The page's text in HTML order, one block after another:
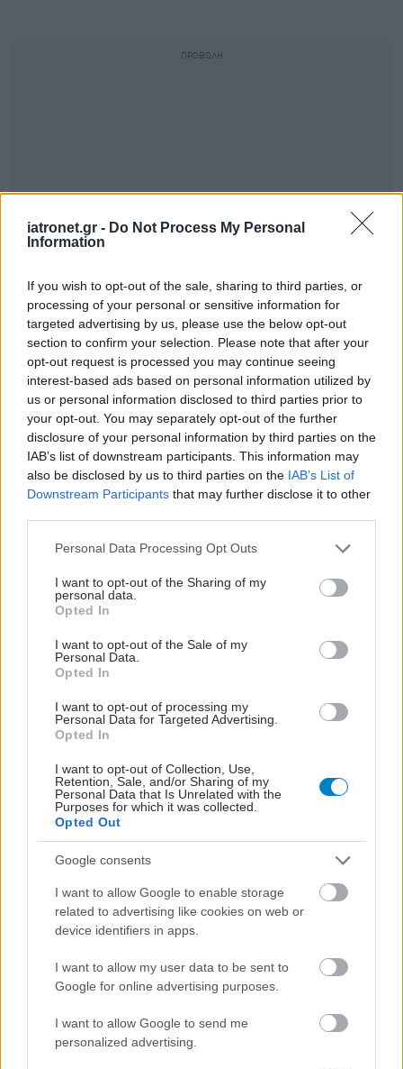
iatronet.gr - Do Not Process My Personal
Information
If you wish to opt-out of the sale, sharing to third parties, or
processing of your personal or sensitive information for
targeted advertising by us, please use the below opt-out
section to confirm your selection. Please note that after your
opt-out request is processed you may continue seeing
interest-based ads based on personal information utilized by
us or personal information disclosed to third parties prior to
your opt-out. You may separately opt-out of the further
disclosure of your personal information by third parties on the
IAB’s list of downstream participants. This information may
also be disclosed by us to third parties on the IAB’s List of
Downstream Participants that may further disclose it to other
Please note that this website/app uses one or more Google
not limited to your visit or usage behaviour. You may click to
grant or deny consent to Google and its third-party tags to
use your data for below specified purposes in below Google
consent section.
Personal Data Processing Opt Outs
I want to opt-out of the Sharing of my
personal data.
Opted In
I want to opt-out of the Sale of my
Personal Data.
Opted In
I want to opt-out of processing my
Personal Data for Targeted Advertising.
Opted In
I want to opt-out of Collection, Use,
Retention, Sale, and/or Sharing of my
Personal Data that Is Unrelated with the
Purposes for which it was collected.
Opted Out
Google consents
I want to allow Google to enable storage
related to advertising like cookies on web or
device identifiers in apps.
I want to allow my user data to be sent to
Google for online advertising purposes.
I want to allow Google to send me
personalized advertising.
Φρούτα, σακχαρώδης διαβήτης και καλοκαίρι